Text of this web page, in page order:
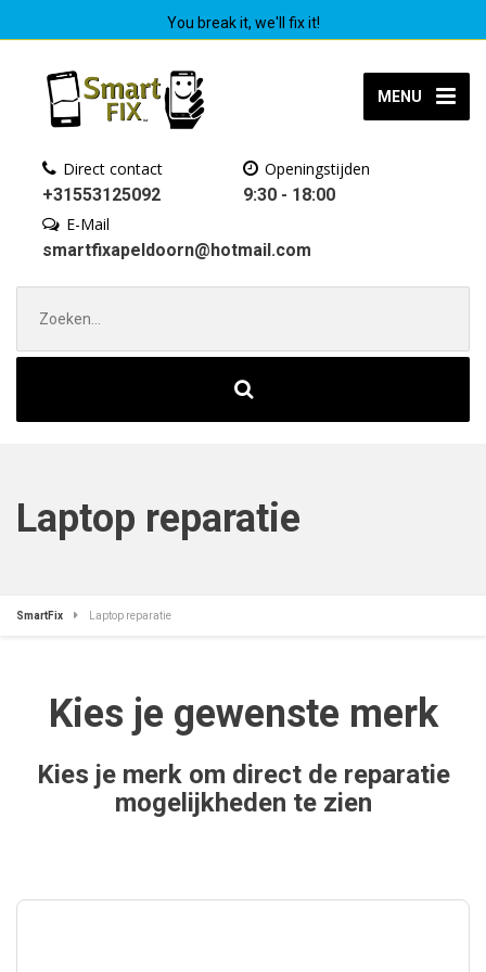
You break it, we'll fix it!
MENU
Direct contact
+31553125092
Openingstijden
9:30 - 18:00
E-Mail
smartfixapeldoorn@hotmail.com
naar:
Laptop reparatie
SmartFix Laptop reparatie
Kies je gewenste merk
Kies je merk om direct de reparatie
mogelijkheden te zien